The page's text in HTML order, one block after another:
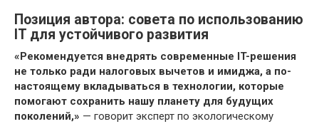
Позиция автора: совета по использованию
IT для устойчивого развития
«Рекомендуется внедрять современные IT-решения
не только ради налоговых вычетов и имиджа, а по-
настоящему вкладываться в технологии, которые
помогают сохранить нашу планету для будущих
поколений,» — говорит эксперт по экологическому